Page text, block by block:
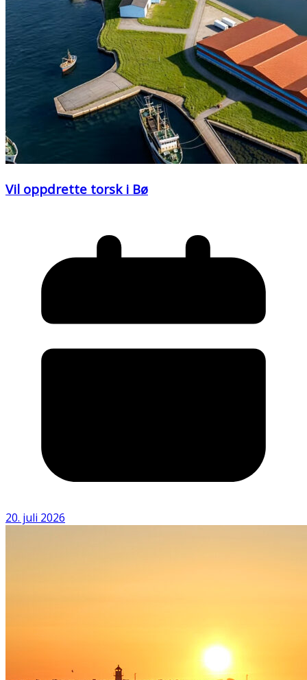
Vil oppdrette torsk i Bø
20. juli 2026